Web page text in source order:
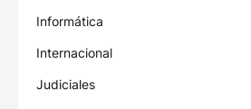
Informática
Internacional
Judiciales